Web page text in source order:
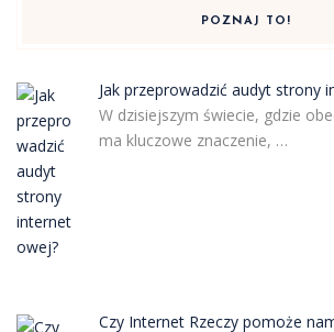
POZNAJ TO!
Jak przeprowadzić audyt strony
W dzisiejszym świecie, gdzie
ma kluczowe znaczenie, …
Czy Internet Rzeczy pomoże